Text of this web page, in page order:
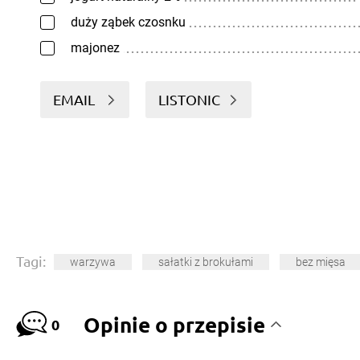
duży ząbek czosnku
majonez
EMAIL LISTONIC
Tagi: warzywa sałatki z brokułami bez mięsa
0 Opinie o przepisie